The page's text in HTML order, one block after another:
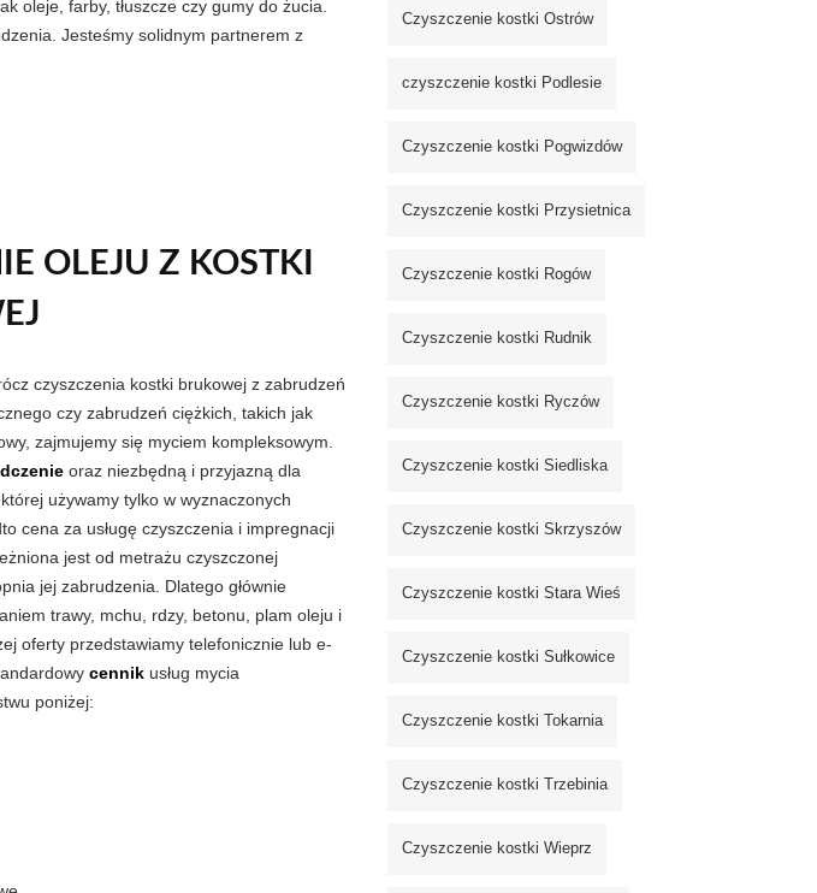
oleje, farby, tłuszcze czy gumy do żucia.
Jesteśmy solidnym partnerem z
OLEJU Z KOSTKI
czyszczenia kostki brukowej z zabrudzeń
czy zabrudzeń ciężkich, takich jak
zajmujemy się myciem kompleksowym.
oraz niezbędną i przyjazną dla
używamy tylko w wyznaczonych
cena za usługę czyszczenia i impregnacji
jest od metrażu czyszczonej
jej zabrudzenia. Dlatego głównie
trawy, mchu, rdzy, betonu, plam oleju i
oferty przedstawiamy telefonicznie lub e-
cennik usług mycia
poniżej:
Czyszczenie kostki Ostrów
czyszczenie kostki Podlesie
Czyszczenie kostki Pogwizdów
Czyszczenie kostki Przysietnica
Czyszczenie kostki Rogów
Czyszczenie kostki Rudnik
Czyszczenie kostki Ryczów
Czyszczenie kostki Siedliska
Czyszczenie kostki Skrzyszów
Czyszczenie kostki Stara Wieś
Czyszczenie kostki Sułkowice
Czyszczenie kostki Tokarnia
Czyszczenie kostki Trzebinia
Czyszczenie kostki Wieprz